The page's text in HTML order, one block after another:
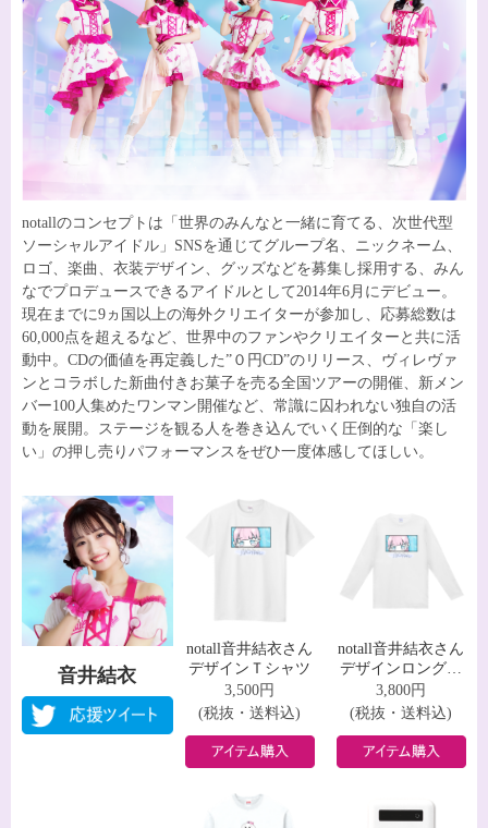
notallのコンセプトは「世界のみんなと一緒に育てる、次世代型
ソーシャルアイドル」SNSを通じてグループ名、ニックネーム、
ロゴ、楽曲、衣装デザイン、グッズなどを募集し採用する、みん
なでプロデュースできるアイドルとして2014年6月にデビュー。
現在までに9ヵ国以上の海外クリエイターが参加し、応募総数は
60,000点を超えるなど、世界中のファンやクリエイターと共に活
動中。CDの価値を再定義した”０円CD”のリリース、ヴィレヴァ
ンとコラボした新曲付きお菓子を売る全国ツアーの開催、新メン
バー100人集めたワンマン開催など、常識に囚われない独自の活
動を展開。ステージを観る人を巻き込んでいく圧倒的な「楽し
い」の押し売りパフォーマンスをぜひ一度体感してほしい。
音井結衣
notall音井結衣さん
デザインＴシャツ
3,500円
(税抜・送料込)
notall音井結衣さん
デザインロングス
リーブＴシャツ
3,800円
(税抜・送料込)